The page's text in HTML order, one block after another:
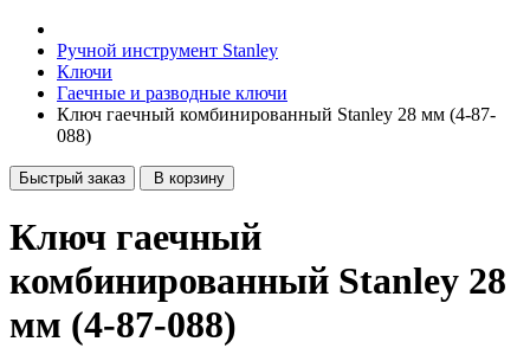
Ручной инструмент Stanley
Ключи
Гаечные и разводные ключи
Ключ гаечный комбинированный Stanley 28 мм (4-87-
088)
Быстрый заказ В корзину
Ключ гаечный
комбинированный Stanley 28
мм (4-87-088)